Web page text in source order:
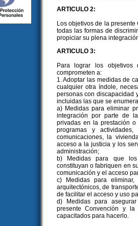
ARTICULO 2:
Los objetivos de la
todas las formas de
propiciar su plena
ARTICULO 3:
Para lograr los objetivos
comprometen a:
1. Adoptar las medidas de
cualquier otra índole,
personas con discapacidad
incluidas las que se
a) Medidas para eliminar
integración por parte de
privadas en la prestación
programas y
comunicaciones, la
acceso a la justicia y los
administración;
b) Medidas para que
constituyan o fabriquen en
comunicación y el acceso
c) Medidas para
arquitectónicos, de
de facilitar el acceso y uso
d) Medidas para
presente Convención y la
capacitados para hacerlo.